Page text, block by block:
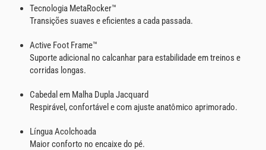
Tecnologia MetaRocker™
Transições suaves e eficientes a cada passada.
Active Foot Frame™
Suporte adicional no calcanhar para estabilidade em treinos e
corridas longas.
Cabedal em Malha Dupla Jacquard
Respirável, confortável e com ajuste anatômico aprimorado.
Língua Acolchoada
Maior conforto no encaixe do pé.